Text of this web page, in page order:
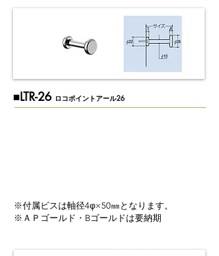
​■LTR-26 ロコポイントアール26
※付属ビスは軸径4φ×50㎜となります。
※ＡＰゴールド・Bゴールドは要納期